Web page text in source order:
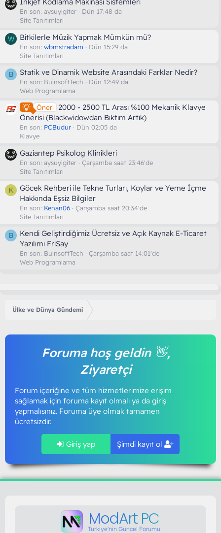
En son: aysuyigiter
Dün 17:48 da
Site Tanıtımları
W Bitkilerle Müzik Yapmak Mümkün mü?
En son: wbmstradam
Dün 15:29 da
Site Tanıtımları
B Statik ve Dinamik Website Arasındaki Farklar Nedir?
En son: BuinsoftTech
Dün 12:49 da
Web Programlama
Öneri
2000 - 2500 TL Arası %100 Mekanik Klavye
Önerisi (Blackwidowdan Bıktım Artık)
En son: PCBudur
Dün 02:05 da
Klavye
Gaziantep Psikolog Klinikleri
En son: aysuyigiter
Çarşamba saat 23:46'de
Site Tanıtımları
K
Göcek Rehberi ile Tekne Turları, Koylar ve Yeme İçme
Hakkında Eşsiz Bilgiler
En son: Kenan06
Çarşamba saat 20:34'de
Site Tanıtımları
B
Kendi Geliştirdiğimiz Ücretsiz ve Açık Kaynak E-Ticaret
Yazılımı FriSay
En son: BuinsoftTech
Çarşamba saat 14:01'de
Web Programlama
Ülke ve Dünya Gündemi
Foruma hoş geldin 👋,
Ziyaretçi
Forum içeriğine ve tüm hizmetlerimize erişim
sağlamak için foruma kayıt olmalı ya da giriş
yapmalısınız. Foruma üye olmak tamamen
ücretsizdir.
Giriş yap Şimdi kayıt ol
ModArt PC
Türkiye'nin Güncel Forumu